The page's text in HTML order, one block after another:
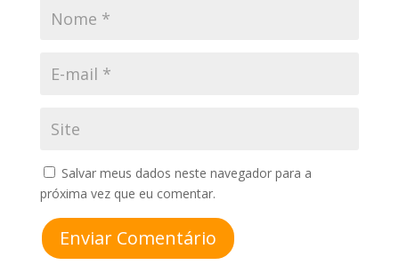
Receba o Seu
Gratuitamente
Salvar meus dados neste navegador para a
próxima vez que eu comentar.
Enviar Comentário